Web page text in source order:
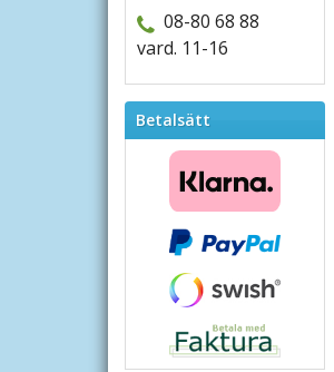
08-80 68 88
vard. 11-16
Betalsätt